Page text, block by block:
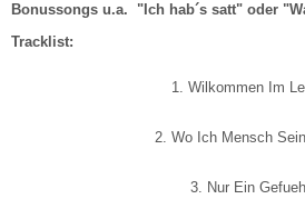
Bonussongs u.a. "Ich hab´s satt" oder
Tracklist:
1. Wilkommen Im
2. Wo Ich Mensch
3. Nur Ein Gefuehl